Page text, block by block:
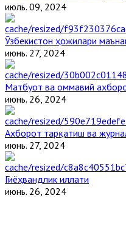
июль. 09, 2024
Ўзбекистон ҳожилари
июнь. 27, 2024
Матбуот ва оммавий
июнь. 26, 2024
Ахборот тарқатиш ва
июнь. 27, 2024
Гиёҳвандлик иллати
июнь. 26, 2024